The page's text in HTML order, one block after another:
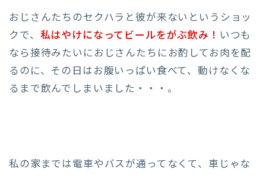
おじさんたちのセクハラと彼が来ないというショッ
クで、 私はやけになってビールをがぶ飲み！ いつも
なら接待みたいにおじさんたちにお酌してお肉を配
るのに、その日はお腹いっぱい食べて、動けなくな
るまで飲んでしまいました・・・。
私の家までは電車やバスが通ってなくて、車じゃな